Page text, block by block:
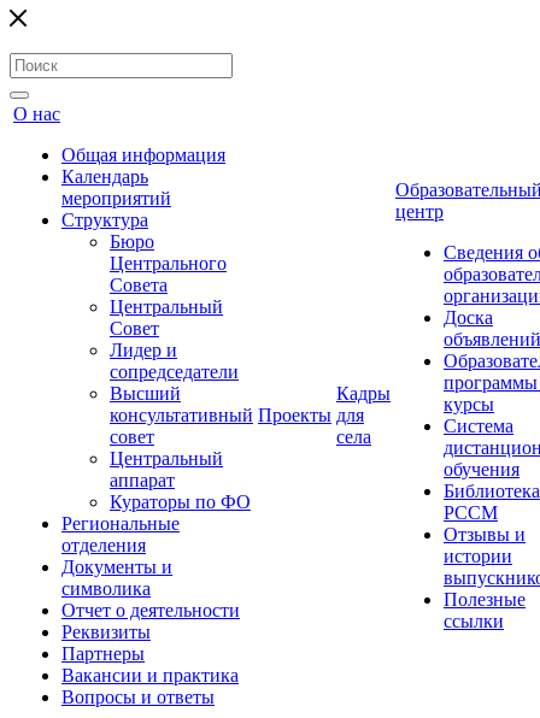
О нас
Общая информация
Календарь
мероприятий
Структура
Бюро
Центрального
Совета
Центральный
Совет
Лидер и
сопредседатели
Высший
консультативный
совет
Центральный
аппарат
Кураторы по ФО
Региональные
отделения
Документы и
символика
Отчет о деятельности
Реквизиты
Партнеры
Вакансии и практика
Вопросы и ответы
Проекты
Кадры
для
села
центр
Сведения
Доска
объявлений
курсы
Система
обучения
Библиотека
РССМ
Отзывы и
истории
Полезные
ссылки